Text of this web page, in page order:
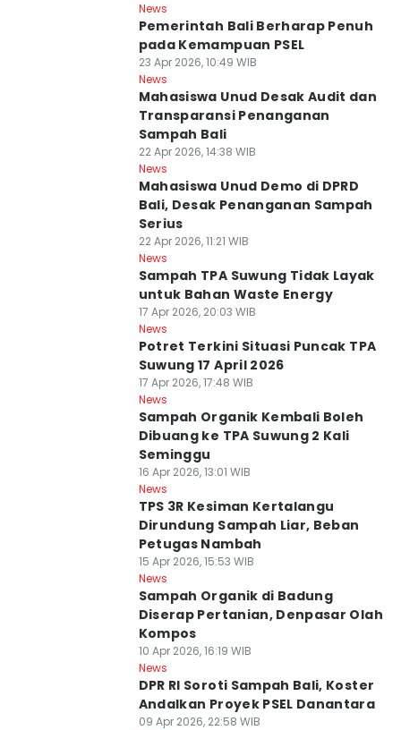
News
Pemerintah Bali Berharap Penuh
pada Kemampuan PSEL
23 Apr 2026, 10:49 WIB
News
Mahasiswa Unud Desak Audit dan
Transparansi Penanganan
Sampah Bali
22 Apr 2026, 14:38 WIB
News
Mahasiswa Unud Demo di DPRD
Bali, Desak Penanganan Sampah
Serius
22 Apr 2026, 11:21 WIB
News
Sampah TPA Suwung Tidak Layak
untuk Bahan Waste Energy
17 Apr 2026, 20:03 WIB
News
Potret Terkini Situasi Puncak TPA
Suwung 17 April 2026
17 Apr 2026, 17:48 WIB
News
Sampah Organik Kembali Boleh
Dibuang ke TPA Suwung 2 Kali
Seminggu
16 Apr 2026, 13:01 WIB
News
TPS 3R Kesiman Kertalangu
Dirundung Sampah Liar, Beban
Petugas Nambah
15 Apr 2026, 15:53 WIB
News
Sampah Organik di Badung
Diserap Pertanian, Denpasar Olah
Kompos
10 Apr 2026, 16:19 WIB
News
DPR RI Soroti Sampah Bali, Koster
Andalkan Proyek PSEL Danantara
09 Apr 2026, 22:58 WIB